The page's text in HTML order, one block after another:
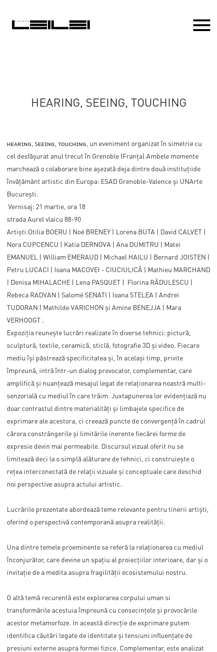
HEARING, SEEING, TOUCHING
ʜᴇᴀʀɪɴɢ, ꜱᴇᴇɪɴɢ, ᴛᴏᴜᴄʜɪɴɢ, un eveniment organizat în simetrie cu
cel desfășurat anul trecut în Grenoble (Franța).Ambele momente
marchează o colaborare bine așezată deja dintre două instituțiide
învățământ artistic din Europa: ESAD Grenoble-Valence și UNArte
București.
Vernisaj: 21 martie, ora 18
strada Aurel vlaicu 88-90
Artiști:Otilia BOERU | Noé BRENEY | Lorena BUTA | David CALVET |
Nora CUPCENCU | Katia DERNOVA | Ana DUMITRU | Matei
EMANUEL | William EMERAUD | Michael HAILU | Bernard JOISTEN |
Petru LUCACI | Ioana MACOVEI - CIUCIULICĂ | Mathieu MARCHAND
| Denisa MIHALACHE | Lena PASQUET | Florina RĂDULESCU |
Rebeca RADVAN | Salomé SENATI | Ioana STELEA | Andrei
TUDORAN | Mathilde VARICHON și Amine BENEJJA | Mara
VERHOOGT .
Expoziția reunește lucrări realizate în diverse tehnici: pictură,
sculptură, textile, ceramică, sticlă, fotografie 3D și video. Fiecare
mediu își păstrează specificitatea și, în același timp, privite
împreună, intră într-un dialog provocator, complementar, care
amplifică și nuanțează mesajul legat de relaționarea noastră multi-
senzorială cu mediul în care trăim. Juxtapunerea lor evidențiază nu
doar contrastul dintre materialități și limbajele specifice de
exprimare ale acestora, ci creează puncte de convergență în cadrul
cărora constrângerile și limitările inerente fiecărei forme de
expresie devin mai permeabile. Discursul vizual oferit nu se
limitează deci la o simplă alăturare de tehnici, ci construiește o
rețea interconectată de relații vizuale și conceptuale care deschid
noi perspective asupra actului artistic.
Lucrările prezentate abordează teme relevante pentru tinerii artiști,
oferind o perspectivă contemporană asupra realității.
Una dintre temele proeminente se referă la relaționarea cu mediul
înconjurător, care devine un spațiu al proiecțiilor interioare, dar și o
invitație de a medita asupra fragilității ecosistemului nostru.
O altă temă recurentă este explorarea corpului uman si
transformările acestuia împreună cu consecințele și provocările
acestor metamorfoze. In această direcție de exprimare putem
identifica căutări legate de identitate și tensiuni influențate de
presiuni externe asupra formei fizice. Complementar, este analizat